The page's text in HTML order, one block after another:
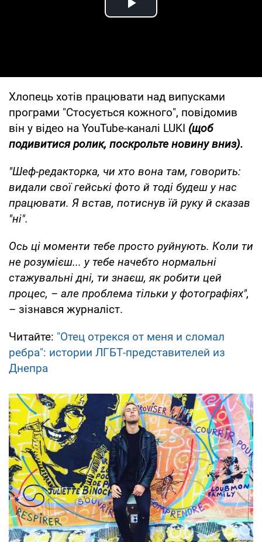
Play Video
Хлопець хотів працювати над випусками
програми "Стосується кожного", повідомив
він у відео на YouTube-каналі LUKI (щоб
подивитися ролик, поскрольте новину вниз).
"Шеф-редакторка, чи хто вона там, говорить:
видали свої гейські фото й тоді будеш у нас
працювати. Я встав, потиснув їй руку й сказав
"ні".
Ось ці моменти тебе просто руйнують. Коли ти
не розумієш... у тебе начебто нормальні
стажувальні дні, ти знаєш, як робити цей
процес, – але проблема тільки у фотографіях",
– зізнався журналіст.
Читайте: "Отец отрекся от меня и сломал
ребра": истории ЛГБТ-представителей из
Днепра